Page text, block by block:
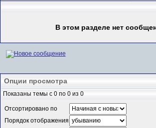
В этом разделе нет
Опции просмотра
Показаны темы с 0 по 0 из 0
Отсортировано по
Порядок отображения